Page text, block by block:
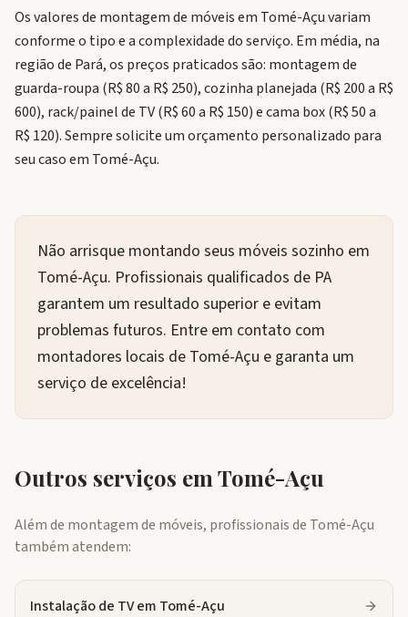
Os valores de montagem de móveis em Tomé-Açu variam
conforme o tipo e a complexidade do serviço. Em média, na
região de Pará, os preços praticados são: montagem de
guarda-roupa (R$ 80 a R$ 250), cozinha planejada (R$ 200 a R$
600), rack/painel de TV (R$ 60 a R$ 150) e cama box (R$ 50 a
R$ 120). Sempre solicite um orçamento personalizado para
seu caso em Tomé-Açu.
Não arrisque montando seus móveis sozinho em
Tomé-Açu. Profissionais qualificados de PA
garantem um resultado superior e evitam
problemas futuros. Entre em contato com
montadores locais de Tomé-Açu e garanta um
serviço de excelência!
Outros serviços em Tomé-Açu
Além de montagem de móveis, profissionais de Tomé-Açu
também atendem:
Instalação de TVem Tomé-Açu